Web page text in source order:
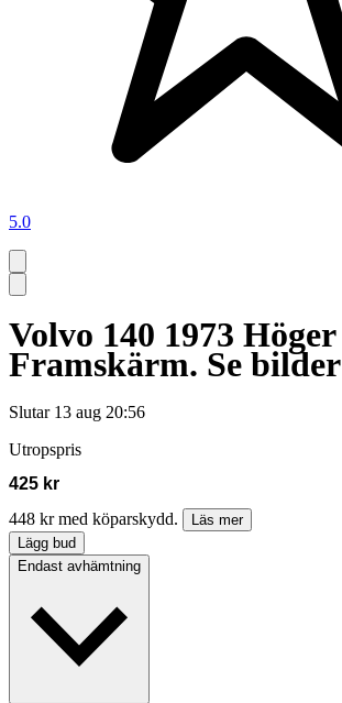
5.0
Volvo 140 1973 Höger
Framskärm. Se bilder
Slutar 13 aug 20:56
Utropspris
425 kr
448 kr med köparskydd.
Läs mer
Lägg bud
Endast avhämtning